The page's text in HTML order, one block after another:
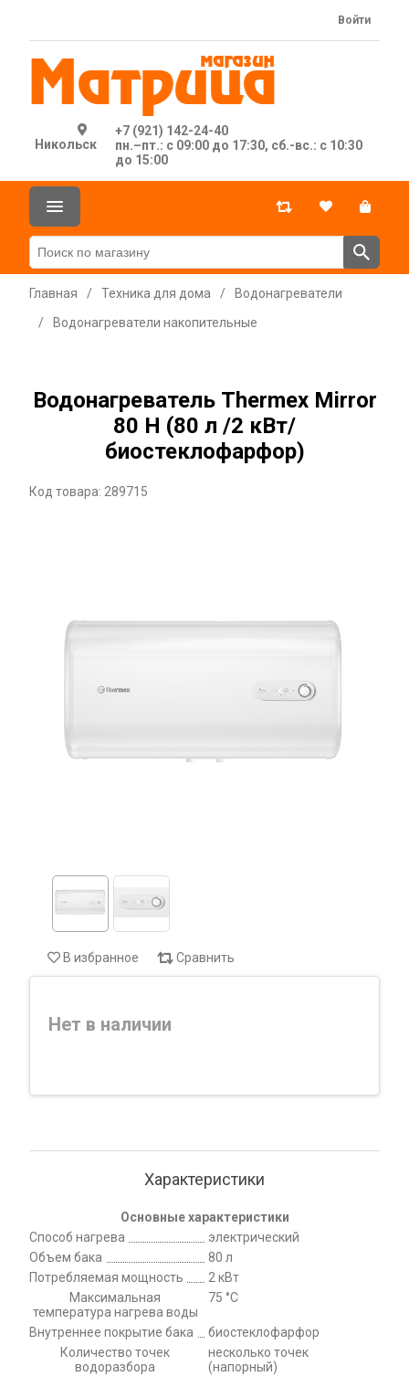
Никольск
+7 (921) 142-24-40
пн.–пт.: с 09:00 до 17:30, сб.-вс.: с 10:30
до 15:00
Войти
Главная / Техника для дома /
Водонагреватели
/
Водонагреватели накопительные
Водонагреватель Thermex Mirror
80 H (80 л /2 кВт/
биостеклофарфор)
Код товара: 289715
В избранное Сравнить
Нет в наличии
Характеристики
Основные характеристики
Способ нагрева
электрический
Объем бака
80 л
Потребляемая мощность
2 кВт
Максимальная
температура нагрева воды
75 °C
Внутреннее покрытие бака
биостеклофарфор
Количество точек
водоразбора
несколько точек
(напорный)